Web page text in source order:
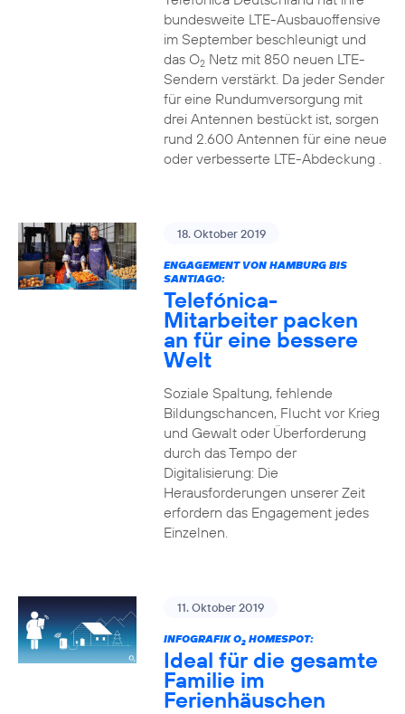
bundesweite LTE-Ausbauoffensive
im September beschleunigt und
das O2Netz mit 850 neuen LTE-
Sendern verstärkt. Da jeder Sender
für eine Rundumversorgung mit
drei Antennen bestückt ist, sorgen
rund 2.600 Antennen für eine neue
oder verbesserte LTE-Abdeckung .
18. Oktober 2019
ENGAGEMENT VON HAMBURG BIS
SANTIAGO:
Telefónica-
Mitarbeiter packen
an für eine bessere
Welt
Soziale Spaltung, fehlende
Bildungschancen, Flucht vor Krieg
und Gewalt oder Überforderung
durch das Tempo der
Digitalisierung: Die
Herausforderungen unserer Zeit
erfordern das Engagement jedes
Einzelnen.
11. Oktober 2019
INFOGRAFIK O2HOMESPOT:
Ideal für die gesamte
Familie im
Ferienhäuschen